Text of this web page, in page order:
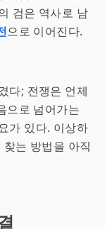
검은 역사로 남
으로 이어진다.
다; 전쟁은 언제
으로 넘어가는
가 있다. 이상하
는 방법을 아직